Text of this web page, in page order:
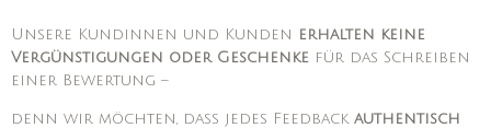
Unsere Kundinnen und Kunden erhalten keine
Vergünstigungen oder Geschenke für das Schreiben
einer Bewertung –
denn wir möchten, dass jedes Feedback authentisch